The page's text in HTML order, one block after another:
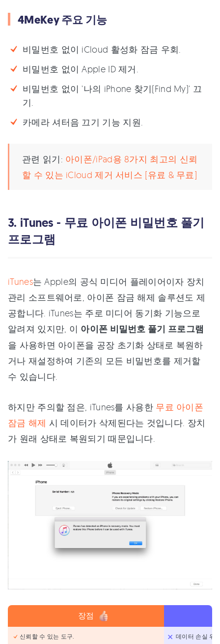
4MeKey 주요 기능
비밀번호 없이 iCloud 활성화 잠금 우회.
비밀번호 없이 Apple ID 제거.
비밀번호 없이 '나의 iPhone 찾기(Find My)' 끄
기.
카메라 셔터음 끄기 기능 지원.
관련 읽기: 아이폰/iPad용 8가지 최고의 신뢰
할 수 있는 iCloud 제거 서비스 [유료 & 무료]
3. iTunes - 무료 아이폰 비밀번호 풀기
프로그램
iTunes는 Apple의 공식 미디어 플레이어이자 장치
관리 소프트웨어로, 아이폰 잠금 해제 솔루션도 제
공합니다. iTunes는 주로 미디어 동기화 기능으로
알려져 있지만, 이 아이폰 비밀번호 풀기 프로그램
을 사용하면 아이폰을 공장 초기화 상태로 복원하
거나 재설정하여 기존의 모든 비밀번호를 제거할
수 있습니다.
하지만 주의할 점은, iTunes를 사용한 무료 아이폰
잠금 해제 시 데이터가 삭제된다는 것입니다. 장치
가 원래 상태로 복원되기 때문입니다.
장점
신뢰할 수 있는 도구. 데이터 손실 위